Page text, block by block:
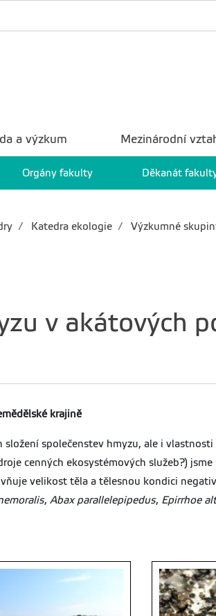
a výzkum Mezinárodní
Orgány fakulty Děkanát
Katedra ekologie Výzkumné
v akátových
krajině
společenstev hmyzu, ale i
cenných ekosystémových služeb?)
velikost těla a tělesnou kondici
, Abax parallelepipedus, Epirrhoe